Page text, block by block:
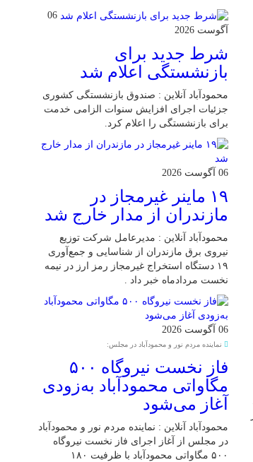
06
آگوست 2026
شرط جدید برای
بازنشستگی اعلام شد
محمودآباد آنلاین : صندوق بازنشستگی کشوری
جزئیات اجرای افزایش سنوات الزامی خدمت
برای بازنشستگی را اعلام کرد.
06 آگوست 2026
۱۹ ماینر غیرمجاز در
مازندران از مدار خارج شد
محمودآباد آنلاین : مدیرعامل شرکت توزیع
نیروی برق مازندران از شناسایی و جمع‌آوری
۱۹ دستگاه استخراج غیرمجاز رمز ارز در نیمه
نخست مردادماه خبر داد .
06 آگوست 2026
نماینده مردم نور و محمودآباد در مجلس:
فاز نخست نیروگاه ۵۰۰
مگاواتی محمودآباد به‌زودی
آغاز می‌شود
محمودآباد آنلاین : نماینده مردم نور و محمودآباد
در مجلس از آغاز اجرای فاز نخست نیروگاه
۵۰۰ مگاواتی محمودآباد با ظرفیت ۱۸۰